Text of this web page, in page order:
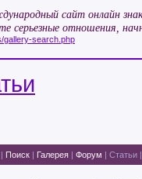
сайт онлайн
серьезные отношения,
gallery-search.php
| Поиск | Галерея | Форум | Статьи